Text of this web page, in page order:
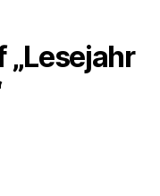
„Lesejahr